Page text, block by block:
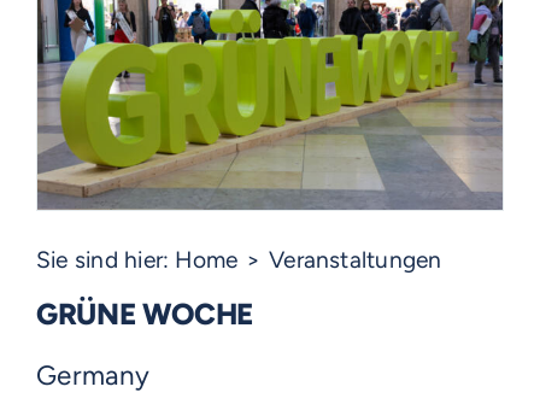
Sie sind hier: Home Veranstaltungen
GRÜNE WOCHE
Germany